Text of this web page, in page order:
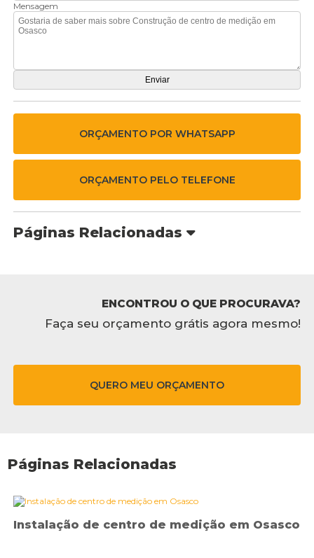
Mensagem
ORÇAMENTO POR WHATSAPP
ORÇAMENTO PELO TELEFONE
Páginas Relacionadas
ENCONTROU O QUE PROCURAVA?
Faça seu orçamento grátis agora mesmo!
QUERO MEU ORÇAMENTO
Páginas Relacionadas
Instalação de centro de medição em Osasco